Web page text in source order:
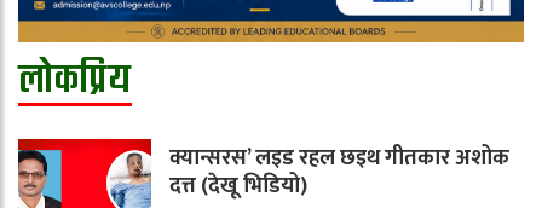
लोकप्रिय
क्यान्सरस’ लइड रहल छइथ गीतकार अशोक
दत्त (देखू भिडियो)